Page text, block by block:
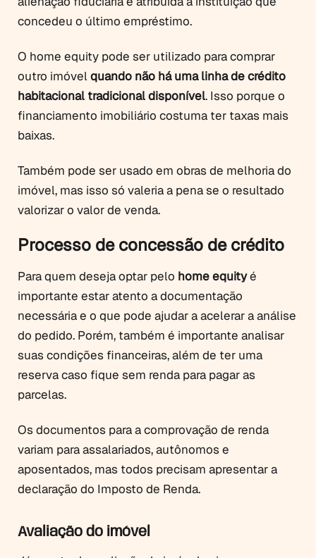
concedeu o último empréstimo.
O home equity pode ser utilizado para comprar
outro imóvelquando não há uma linha de crédito
habitacional tradicional disponível. Isso porque o
financiamento imobiliário costuma ter taxas mais
baixas.
Também pode ser usado em obras de melhoria do
imóvel, mas isso só valeria a pena se o resultado
valorizar o valor de venda.
Processo de concessão de crédito
Para quem deseja optar pelo home equityé
importante estar atento a documentação
necessária e o que pode ajudar a acelerar a análise
do pedido. Porém, também é importante analisar
suas condições financeiras, além de ter uma
reserva caso fique sem renda para pagar as
parcelas.
Os documentos para a comprovação de renda
variam para assalariados, autônomos e
aposentados, mas todos precisam apresentar a
declaração do Imposto de Renda.
Avaliação do imóvel